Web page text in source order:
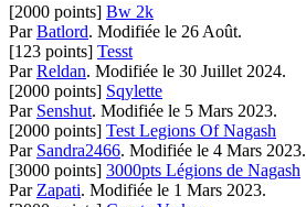
[2000 points] Bw 2k
ParBatlord. Modifiée le 26 Août.
[123 points] Tesst
ParReldan. Modifiée le 30 Juillet 2024.
[2000 points] Sqylette
Par Senshut. Modifiée le 5 Mars 2023.
[2000 points] Test Legions Of Nagash
Par Sandra2466. Modifiée le 4 Mars 2023.
[3000 points] 3000pts Légions de Nagash
Par Zapati. Modifiée le 1 Mars 2023.